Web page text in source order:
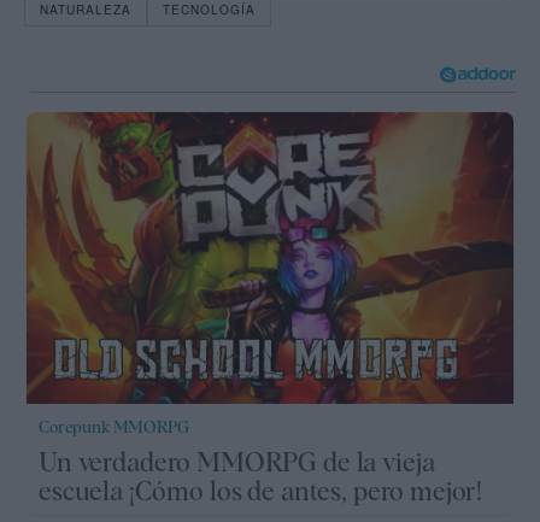
NATURALEZA
TECNOLOGÍA
Corepunk MMORPG
Un verdadero MMORPG de la vieja
escuela ¡Cómo los de antes, pero mejor!